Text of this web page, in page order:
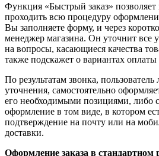
Функция «Быстрый заказ»
проходить всю процедуру
Вы заполняете форму, и через
менеджер магазина. Он уточнит все
на вопросы, касающиеся качества
также подскажет о вариантах оплаты
По результатам звонка,
уточнения, самостоятельно
его необходимыми позициями, либо
оформление в том виде, в котором
подтверждение на почту или на
доставки.
Оформление заказа в стандартном